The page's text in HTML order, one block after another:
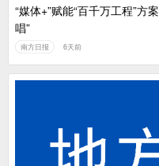
“媒体+”赋能“百千万工程”方
唱”
南方日报 6天前